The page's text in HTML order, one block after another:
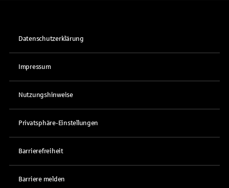
Datenschutzerklärung
Impressum
Nutzungshinweise
Privatsphäre-Einstellungen
Barrierefreiheit
Barriere melden